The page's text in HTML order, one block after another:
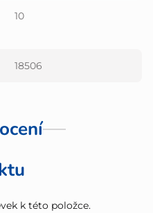
10
18506
k této položce.